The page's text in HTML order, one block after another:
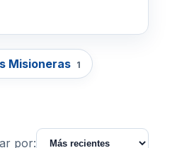
Misioneras 1
por: